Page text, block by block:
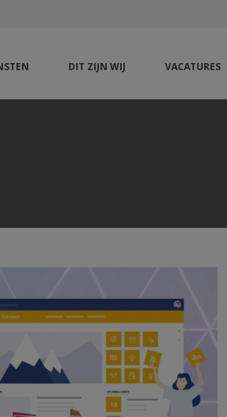
DIT ZIJN WIJ VACATURES